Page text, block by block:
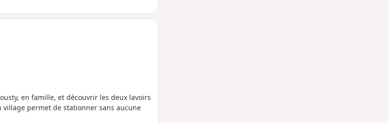
en famille, et découvrir les deux lavoirs
village permet de stationner sans aucune